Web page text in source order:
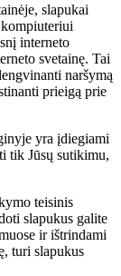
slapukai
interneto
svetainę. Tai
naršymą
prieigą prie
yra įdiegiami
tik Jūsų sutikimu,
teisinis
slapukus galite
ir ištrindami
turi slapukus